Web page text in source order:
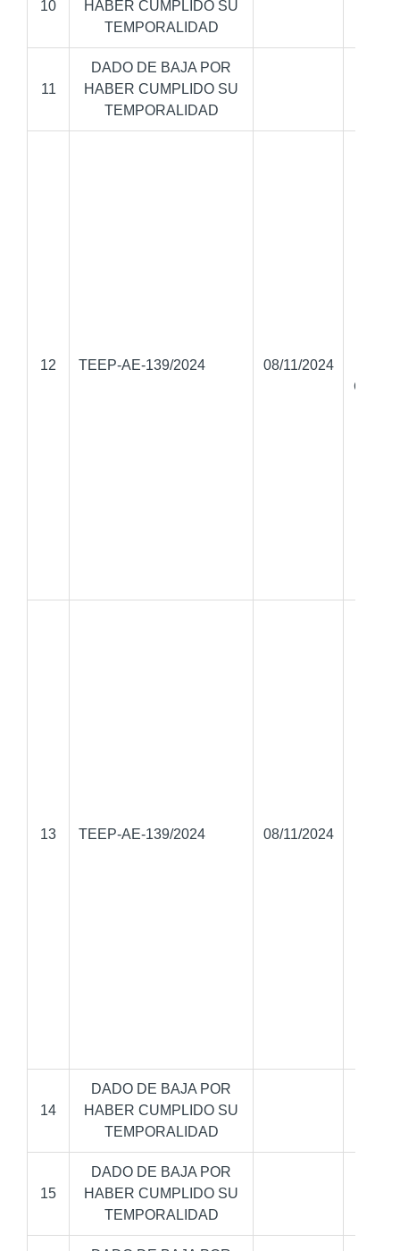
10
HABER CUMPLIDO SU
TEMPORALIDAD
11
DADO DE BAJA POR
HABER CUMPLIDO SU
TEMPORALIDAD
12 TEEP-AE-139/2024 08/11/2024
Castro
13 TEEP-AE-139/2024 08/11/2024
14
DADO DE BAJA POR
HABER CUMPLIDO SU
TEMPORALIDAD
15
DADO DE BAJA POR
HABER CUMPLIDO SU
TEMPORALIDAD